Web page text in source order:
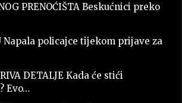
PRENOĆIŠTA Beskućnici preko
Napala policajce tijekom prijave za
DETALJE Kada će stići
Evo…